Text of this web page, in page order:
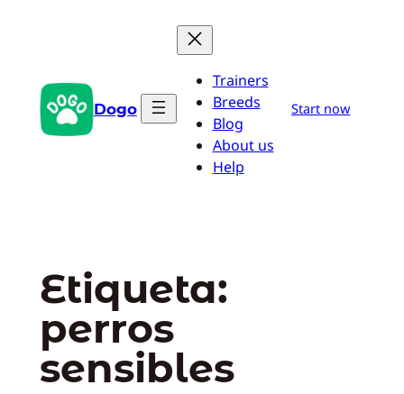
Dogo
Trainers
Breeds
Blog
About us
Help
Start now
Etiqueta:
perros
sensibles